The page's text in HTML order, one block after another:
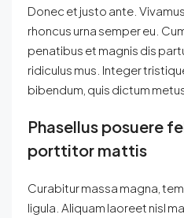
Donec et justo ante.
rhoncus urna semper eu.
penatibus et magnis dis
ridiculus mus. Integer
bibendum, quis dictum
Phasellus posuere
porttitor mattis
Curabitur massa magna,
ligula. Aliquam laoreet nisl